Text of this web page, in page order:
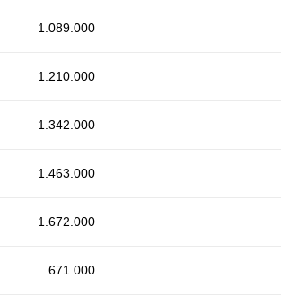
1.089.000
1.210.000
1.342.000
1.463.000
1.672.000
671.000